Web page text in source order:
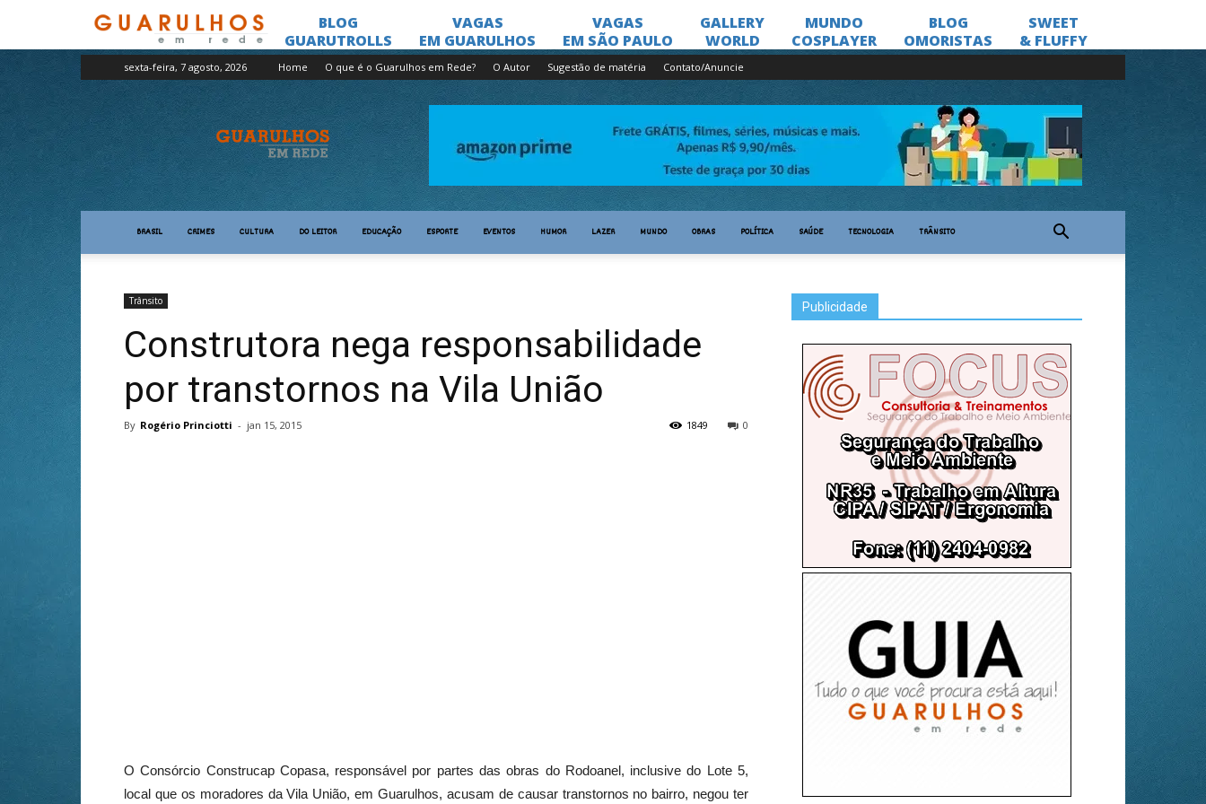
sexta-feira, 7 agosto, 2026 Home O que é o Guarulhos em Rede? O Autor Sugestão de matéria Contato/Anuncie
Guarulhos
em
Rede
BRASIL CRIMES CULTURA DO LEITOR EDUCAÇÃO ESPORTE EVENTOS HUMOR LAZER MUNDO OBRAS POLÍTICA SAÚDE TECNOLOGIA TRÂNSITO
Trânsito
Construtora nega responsabilidade
por transtornos na Vila União
By Rogério Princiotti - jan 15, 2015 0
1849
O Consórcio Construcap Copasa, responsável por partes das obras do Rodoanel, inclusive do Lote 5,
local que os moradores da Vila União, em Guarulhos, acusam de causar transtornos no bairro, negou ter
Publicidade